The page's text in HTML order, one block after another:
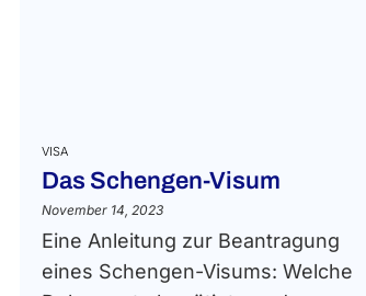
VISA
Das Schengen-Visum
November 14, 2023
Eine Anleitung zur Beantragung
eines Schengen-Visums: Welche